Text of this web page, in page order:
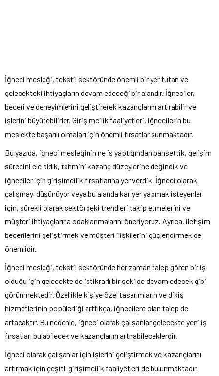
İğneci mesleği, tekstil sektöründe önemli bir yer tutan ve
gelecekteki ihtiyaçların devam edeceği bir alandır. İğneciler,
beceri ve deneyimlerini geliştirerek kazançlarını artırabilir ve
işlerini büyütebilirler. Girişimcilik faaliyetleri, iğnecilerin bu
meslekte başarılı olmaları için önemli fırsatlar sunmaktadır.
Bu yazıda, iğneci mesleğinin ne iş yaptığından bahsettik, gelişim
sürecini ele aldık, tahmini kazanç düzeylerine değindik ve
iğneciler için girişimcilik fırsatlarına yer verdik. İğneci olarak
çalışmayı düşünüyor veya bu alanda kariyer yapmak isteyenler
için, sürekli olarak sektördeki trendleri takip etmelerini ve
müşteri ihtiyaçlarına odaklanmalarını öneriyoruz. Ayrıca, iletişim
becerilerini geliştirmek ve müşteri ilişkilerini güçlendirmek de
önemlidir.
İğneci mesleği, tekstil sektöründe her zaman talep gören bir iş
olduğu için gelecekte de istikrarlı bir şekilde devam edecek gibi
görünmektedir. Özellikle kişiye özel tasarımların ve dikiş
hizmetlerinin popülerliği arttıkça, iğnecilere olan talep de
artacaktır. Bu nedenle, iğneci olarak çalışanlar gelecekte yeni iş
fırsatları bulabilecek ve kazançlarını artırabileceklerdir.
İğneci olarak çalışanlar için işlerini geliştirmek ve kazançlarını
artırmak için çeşitli girişimcilik faaliyetleri de bulunmaktadır.